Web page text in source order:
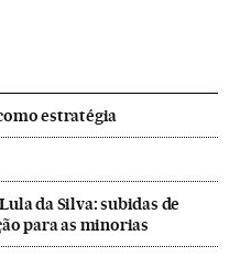
estratégia
da Silva: subidas de
para as minorias